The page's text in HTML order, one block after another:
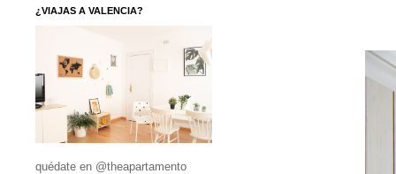
¿VIAJAS A VALENCIA?
quédate en @theapartamento